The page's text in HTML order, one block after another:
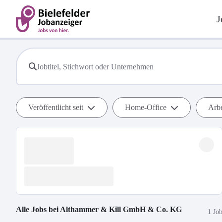
Veröffentlicht seit Home-Office
Alle Jobs bei Althammer & Kill GmbH & Co. KG 1 Job